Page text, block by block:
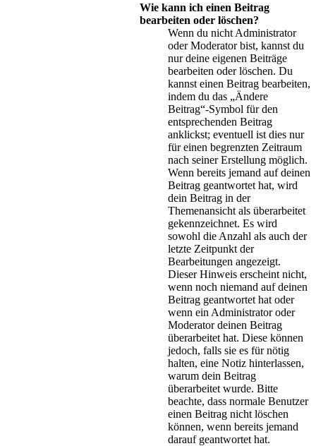
Wie kann ich einen Beitrag
bearbeiten oder löschen?
Wenn du nicht Administrator
oder Moderator bist, kannst du
nur deine eigenen Beiträge
bearbeiten oder löschen. Du
kannst einen Beitrag bearbeiten,
indem du das „Ändere
Beitrag“-Symbol für den
entsprechenden Beitrag
anklickst; eventuell ist dies nur
für einen begrenzten Zeitraum
nach seiner Erstellung möglich.
Wenn bereits jemand auf deinen
Beitrag geantwortet hat, wird
dein Beitrag in der
Themenansicht als überarbeitet
gekennzeichnet. Es wird
sowohl die Anzahl als auch der
letzte Zeitpunkt der
Bearbeitungen angezeigt.
Dieser Hinweis erscheint nicht,
wenn noch niemand auf deinen
Beitrag geantwortet hat oder
wenn ein Administrator oder
Moderator deinen Beitrag
überarbeitet hat. Diese können
jedoch, falls sie es für nötig
halten, eine Notiz hinterlassen,
warum dein Beitrag
überarbeitet wurde. Bitte
beachte, dass normale Benutzer
einen Beitrag nicht löschen
können, wenn bereits jemand
darauf geantwortet hat.